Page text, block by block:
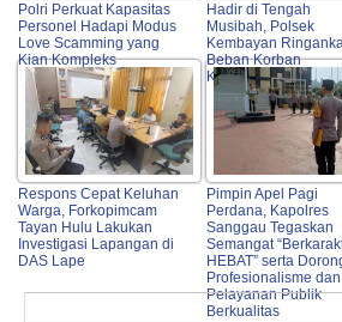
Polri Perkuat Kapasitas
Personel Hadapi Modus
Love Scamming yang
Kian Kompleks
Hadir di Tengah
Musibah, Polsek
Kembayan
Beban Korban
Kebakaran Rumah
Respons Cepat Keluhan
Warga, Forkopimcam
Tayan Hulu Lakukan
Investigasi Lapangan di
DAS Lape
Pimpin Apel Pagi
Perdana, Kapolres
Sanggau Tegaskan
Semangat
HEBAT” serta
Profesionalisme dan
Pelayanan Publik
Berkualitas